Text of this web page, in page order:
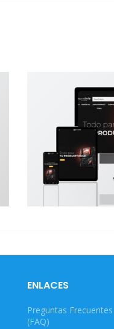
ENLACES
Preguntas Frecuentes
(FAQ)